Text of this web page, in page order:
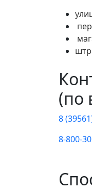
(по
8
8-800-